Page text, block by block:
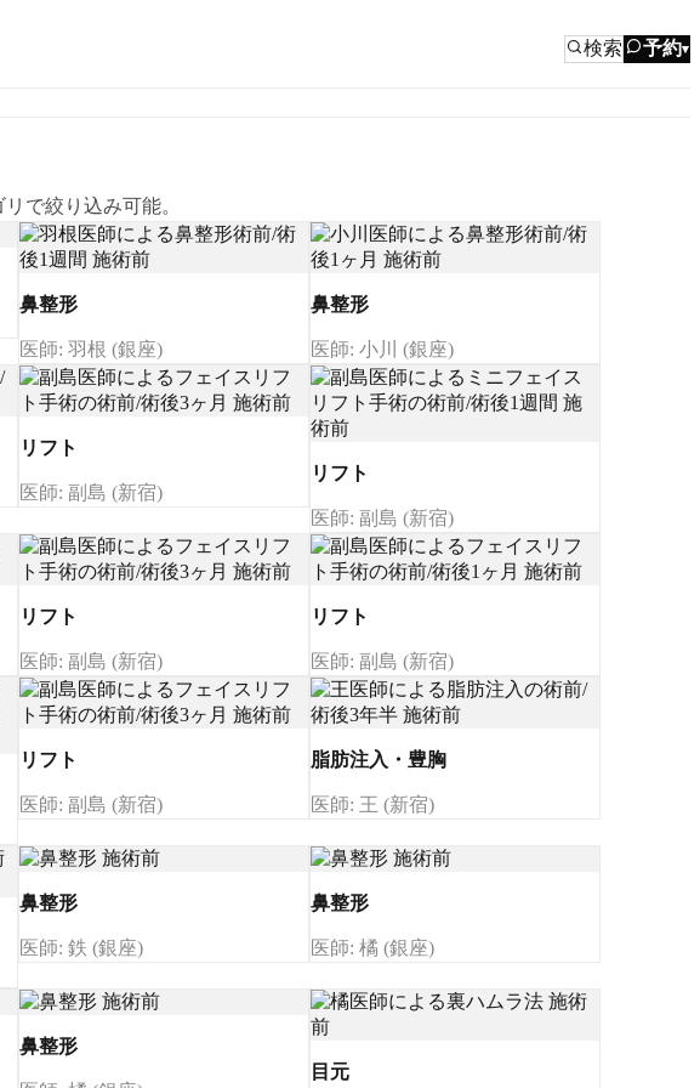
検索 予約▾
で絞り込み可能。
鼻整形
医師: 羽根 (銀座)
鼻整形
医師: 小川 (銀座)
リフト
医師: 副島 (新宿)
リフト
医師: 副島 (新宿)
リフト
医師: 副島 (新宿)
リフト
医師: 副島 (新宿)
リフト
医師: 副島 (新宿)
脂肪注入・豊胸
医師: 王 (新宿)
鼻整形
医師: 鉄 (銀座)
鼻整形
医師: 橘 (銀座)
鼻整形
目元